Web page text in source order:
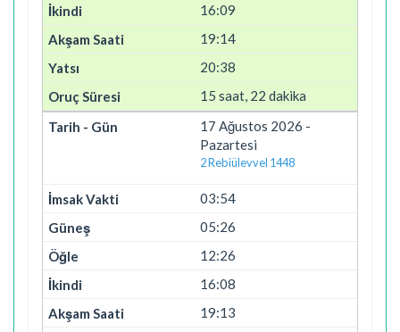
16:09
19:14
20:38
15 saat, 22 dakika
17 Ağustos 2026 -
Pazartesi
2 Rebiülevvel 1448
03:54
05:26
12:26
16:08
19:13